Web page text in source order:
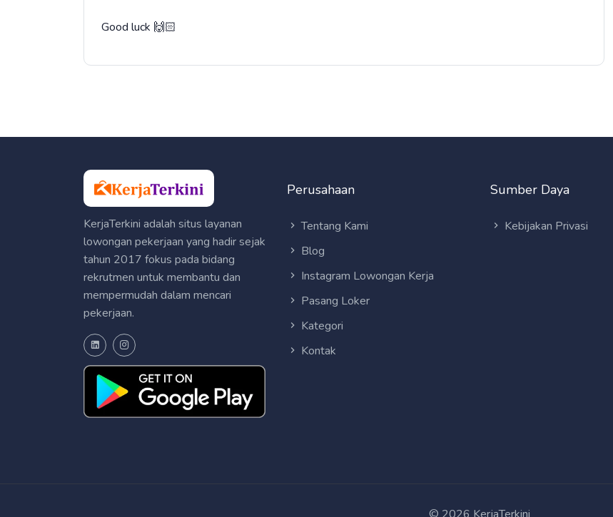
Good luck 🙌🏻
KerjaTerkini adalah situs layanan
lowongan pekerjaan yang hadir sejak
tahun 2017 fokus pada bidang
rekrutmen untuk membantu dan
mempermudah dalam mencari
pekerjaan.
Perusahaan
Tentang Kami
Blog
Instagram Lowongan Kerja
Pasang Loker
Kategori
Kontak
Sumber Daya
Kebijakan Privasi